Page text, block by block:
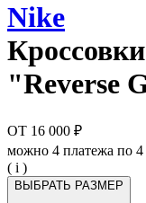
Nike
Кроссовки
"Reverse
ОТ 16 000 ₽
можно 4 платежа по 4
( i )
ВЫБРАТЬ РАЗМЕР